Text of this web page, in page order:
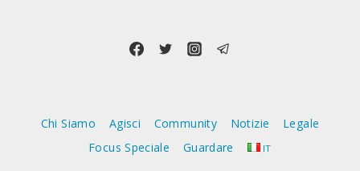
Chi Siamo Agisci Community Notizie
Legale
Focus Speciale
Guardare IT